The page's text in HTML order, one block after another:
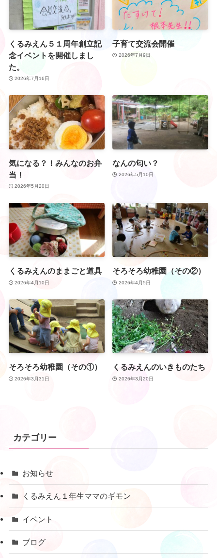
くるみえん５１周年創立記
念イベントを開催しまし
た。
2026年7月16日
子育て交流会開催
2026年7月9日
気になる？！みんなのお弁
当！
2026年5月20日
なんの匂い？
2026年5月10日
くるみえんのままごと道具
2026年4月10日
そろそろ幼稚園（その②）
2026年4月5日
そろそろ幼稚園（その①）
2026年3月31日
くるみえんのいきものたち
2026年3月20日
カテゴリー
お知らせ
くるみえん１年生ママのギモン
イベント
ブログ